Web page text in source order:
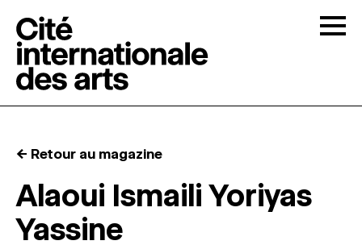
RÉSIDENCES ↓
← Retour au magazine
Alaoui Ismaili Yoriyas
Yassine